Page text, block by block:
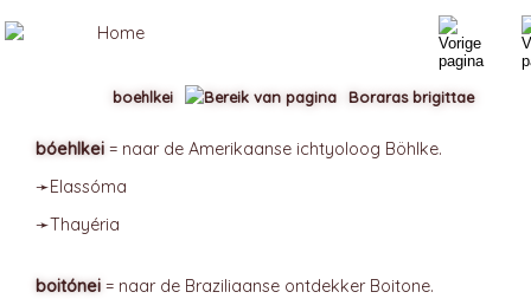
bóehlkei = naar de Amerikaanse ichtyoloog Böhlke.
➛Elassóma
➛Thayéria
boitónei = naar de Braziliaanse ontdekker Boitone.
boehlkei Boraras brigittae